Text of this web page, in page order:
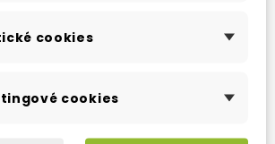
the British way of life
cookies
cookies